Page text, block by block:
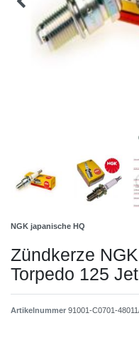
NGK japanische HQ
Zündkerze
Torpedo 125
Artikelnummer 91001-C0701-